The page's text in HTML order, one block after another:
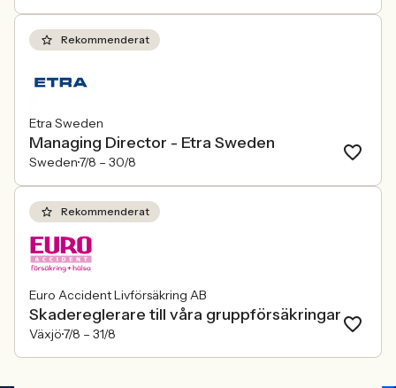
Rekommenderat
Etra Sweden
Managing Director - Etra Sweden
Sweden7/8 – 30/8
Rekommenderat
Euro Accident Livförsäkring AB
Skadereglerare till våra gruppförsäkringar
Växjö7/8 – 31/8